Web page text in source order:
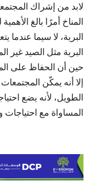
لابد من إشراك
المناخ أمرًا بالغ
البرية، لا سيما عندما
البرية مثل الصيد غير
حين أن الحفاظ على
إلا أنه يمكّن
الطويل، لأنه يضع
المساواة مع احتياجات